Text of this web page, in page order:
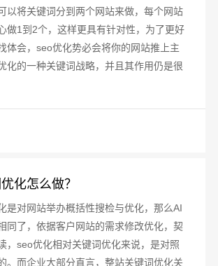
以将关键词分到两个网站来做，每个网站
做1到2个，这样更具有针对性，为了更好
体会，seo优化势必会将你的网站推上主
化的一种关键词战略，并且其作用仍是很
化怎么做？
是对网站举办概括性搜检与优化，那么AI
同了，依据客户网站的需求修改优化，契
，seo优化相对关键词优化来说，是对照
。而企业大部分直言，整站关键词优化关